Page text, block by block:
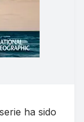
ha sido